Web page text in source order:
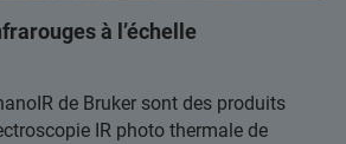
à l’échelle
de Bruker sont des produits
IR photo thermale de